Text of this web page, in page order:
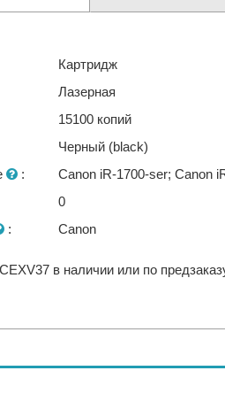
Картридж
Лазерная
15100 копий
Черный (black)
:
Canon iR-1700-ser; Canon
0
: Canon
в наличии или по